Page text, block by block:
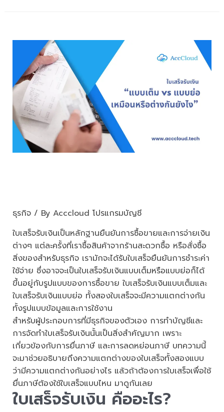
ธุรกิจ/ By Acccloud โปรแกรมบัญชี
ใบเสร็จรับเงินเป็นหลักฐานยืนยันการซื้อขายและการจ่ายเงิน
ต่างๆ แต่ละครั้งที่เราซื้อสินค้าจากร้านสะดวกซื้อ หรือสั่งซื้อ
สิ่งของสำหรับธุรกิจ เรามักจะได้รับใบเสร็จยืนยันการชำระค่า
ใช้จ่าย ซึ่งอาจจะเป็นใบเสร็จรับเงินแบบเต็มหรือแบบย่อก็ได้
ขึ้นอยู่กับรูปแบบของการซื้อขาย ใบเสร็จรับเงินแบบเต็มและ
ใบเสร็จรับเงินแบบย่อ ทั้งสองใบเสร็จจะมีความแตกต่างกัน
ทั้งรูปแบบข้อมูลและการใช้งาน
สำหรับผู้ประกอบการที่มีธุรกิจของตัวเอง การทำบัญชีและ
การจัดทำใบเสร็จรับเงินนั้นเป็นสิ่งสำคัญมาก เพราะ
เกี่ยวข้องกับการยื่นภาษี และการลดหย่อนภาษี บทความนี้
จะมาช่วยอธิบายถึงความแตกต่างของใบเสร็จทั้งสองแบบ
ว่ามีความแตกต่างกันอย่างไร แล้วถ้าต้องการใบเสร็จเพื่อใช้
ยื่นภาษีต้องใช้ใบเสร็จแบบไหน มาดูกันเลย
ใบเสร็จรับเงิน คืออะไร?
12
2024